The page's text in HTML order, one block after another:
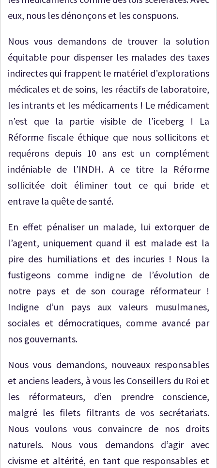
eux, nous les dénonçons et les conspuons.
Nous vous demandons de trouver la solution
équitable pour dispenser les malades des taxes
indirectes qui frappent le matériel d’explorations
médicales et de soins, les réactifs de laboratoire,
les intrants et les médicaments ! Le médicament
n’est que la partie visible de l’iceberg ! La
Réforme fiscale éthique que nous sollicitons et
requérons depuis 10 ans est un complément
indéniable de l’INDH. A ce titre la Réforme
sollicitée doit éliminer tout ce qui bride et
entrave la quête de santé.
En effet pénaliser un malade, lui extorquer de
l’agent, uniquement quand il est malade est la
pire des humiliations et des incuries ! Nous la
fustigeons comme indigne de l’évolution de
notre pays et de son courage réformateur !
Indigne d’un pays aux valeurs musulmanes,
sociales et démocratiques, comme avancé par
nos gouvernants.
Nous vous demandons, nouveaux responsables
et anciens leaders, à vous les Conseillers du Roi et
les réformateurs, d’en prendre conscience,
malgré les filets filtrants de vos secrétariats.
Nous voulons vous convaincre de nos droits
naturels. Nous vous demandons d’agir avec
civisme et altérité, en tant que responsables et